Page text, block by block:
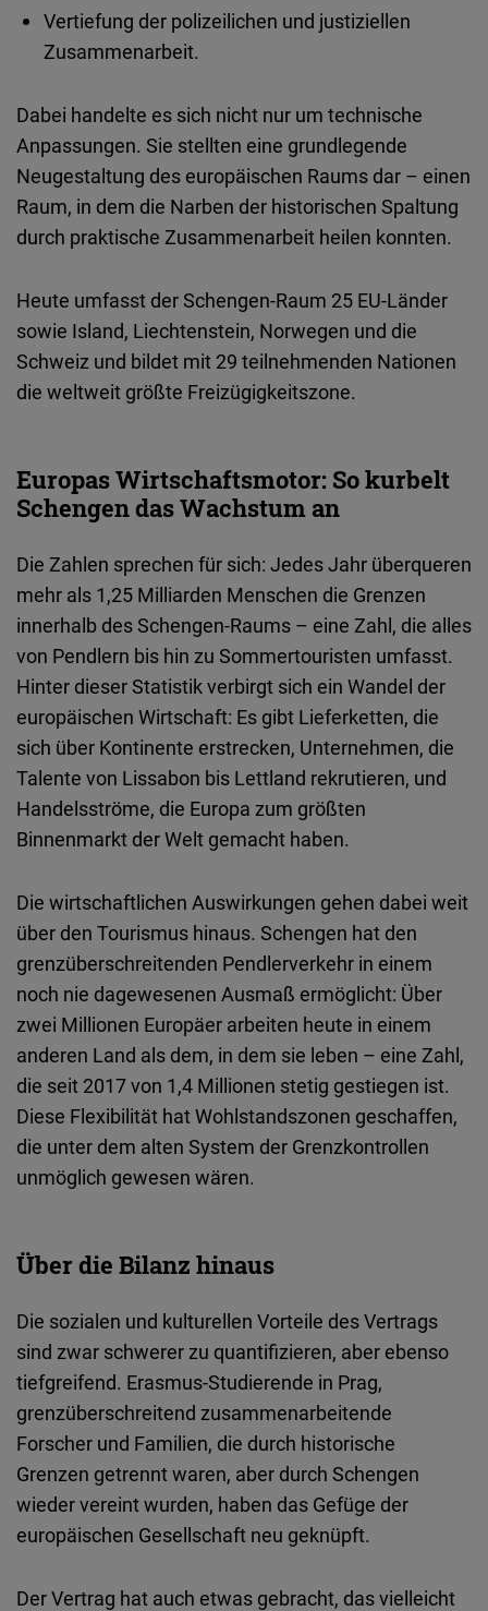
Vertiefung der polizeilichen und justiziellen
Zusammenarbeit.
Dabei handelte es sich nicht nur um technische
Anpassungen. Sie stellten eine grundlegende
Neugestaltung des europäischen Raums dar – einen
Raum, in dem die Narben der historischen Spaltung
durch praktische Zusammenarbeit heilen konnten.
Heute umfasst der Schengen-Raum 25 EU-Länder
sowie Island, Liechtenstein, Norwegen und die
Schweiz und bildet mit 29 teilnehmenden Nationen
die weltweit größte Freizügigkeitszone.
Europas Wirtschaftsmotor: So kurbelt
Schengen das Wachstum an
Die Zahlen sprechen für sich: JedesJahr überqueren
mehr als 1,25 Milliarden Menschen die Grenzen
innerhalb desSchengen-Raums – eine Zahl, die alles
von Pendlern bis hin zu Sommertouristen umfasst.
Hinter dieserStatistikverbirgt sich ein Wandel der
europäischen Wirtschaft: Es gibt Lieferketten, die
sich über Kontinente erstrecken, Unternehmen, die
Talente von Lissabon bis Lettland rekrutieren, und
Handelsströme, die Europa zum größten
Binnenmarkt der Welt gemacht haben.
Die wirtschaftlichen Auswirkungen gehen dabei weit
über den Tourismus hinaus. Schengen hat den
grenzüberschreitenden Pendlerverkehr in einem
noch nie dagewesenen Ausmaß ermöglicht: Über
zwei Millionen Europäer arbeiten heute in einem
anderen Land als dem, in dem sie leben – eine Zahl,
die seit 2017 von 1,4 Millionen stetig gestiegen ist.
Diese Flexibilität hatWohlstandszonen geschaffen,
die unter dem alten System der Grenzkontrollen
unmöglich gewesen wären.
Über die Bilanz hinaus
Die sozialen und kulturellen Vorteile desVertrags
sind zwar schwererzu quantifizieren, aber ebenso
tiefgreifend. Erasmus-Studierende in Prag,
grenzüberschreitend zusammenarbeitende
Forscher und Familien, die durch historische
Grenzen getrenntwaren, aber durch Schengen
wiedervereintwurden, haben das Gefüge der
europäischen Gesellschaft neu geknüpft.
DerVertrag hat auch etwas gebracht, dasvielleicht